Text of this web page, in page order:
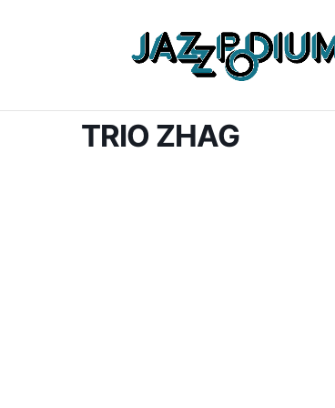
TRIO ZHAG